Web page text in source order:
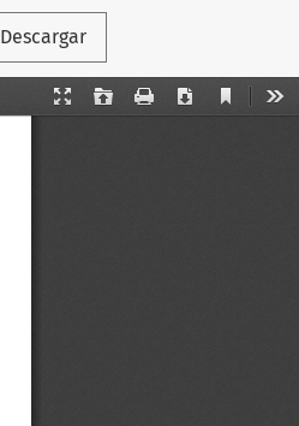
Descargar